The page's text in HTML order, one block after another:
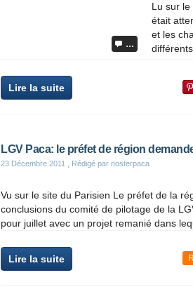
…
Lu sur le
était
et les
Lire la suite
LGV Paca: le préfet de région
23 Décembre 2011 , Rédigé par nosterpaca
Vu sur le site du Parisien Le préfet de la
conclusions du comité de pilotage de la
pour juillet avec un projet remanié dans
Lire la suite